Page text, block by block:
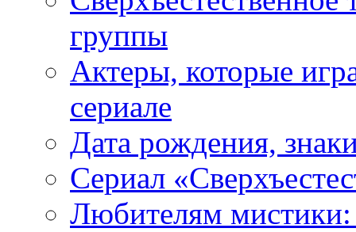
группы
Актеры, которые
сериале
Дата рождения,
Сериал
Любителям